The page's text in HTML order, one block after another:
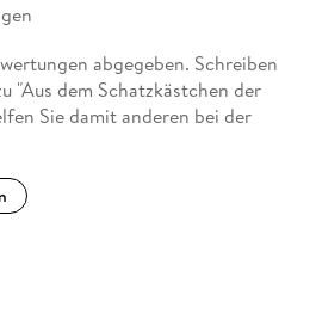
als vorrangig um die
Mehr Informationen
finden Sie auf Ihrer
de
abgegeben. Schreiben
"Aus dem Schatzkästchen der
Sie damit anderen bei der